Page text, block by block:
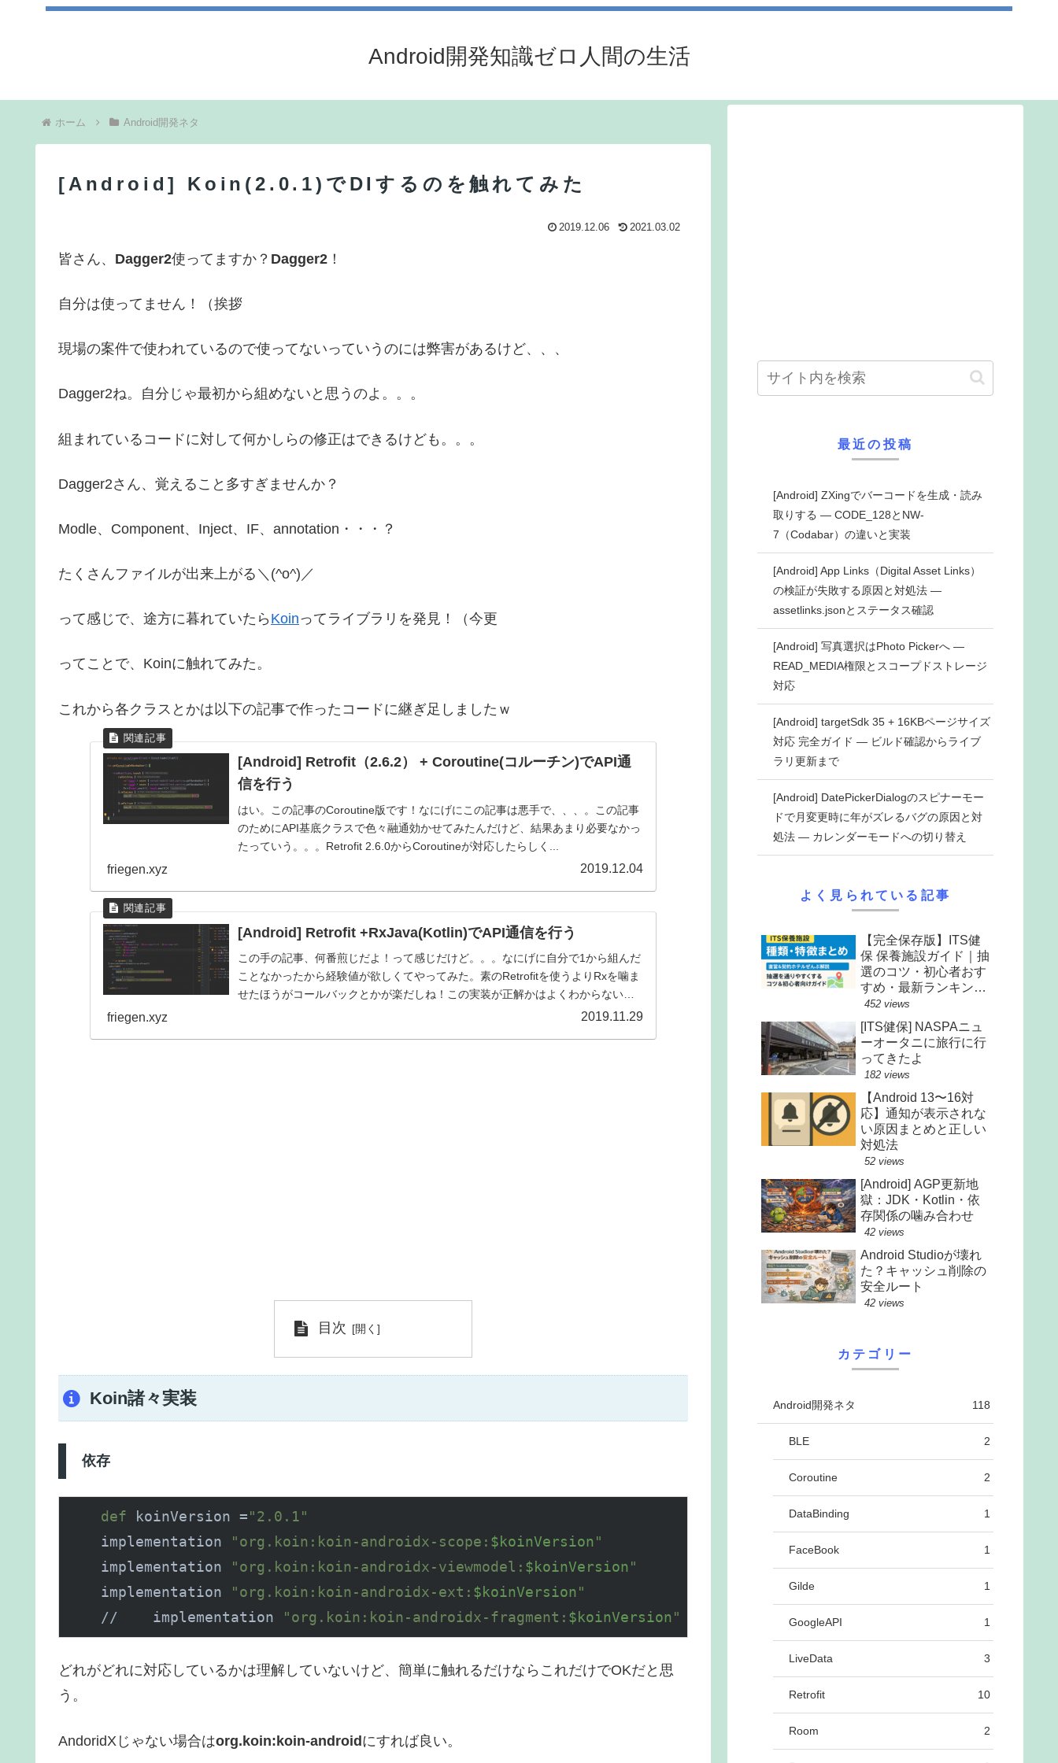
Android開発知識ゼロ人間の生活
ホーム Android開発ネタ
[Android] Koin(2.0.1)でDIするのを触れてみた
2019.12.06 2021.03.02
皆さん、 Dagger2使ってますか？ Dagger2 ！
自分は使ってません！（挨拶
現場の案件で使われているので使ってないっていうのには弊害があるけど、、、
Dagger2ね。自分じゃ最初から組めないと思うのよ。。。
組まれているコードに対して何かしらの修正はできるけども。。。
Dagger2さん、覚えること多すぎませんか？
Modle、Component、Inject、IF、annotation・・・？
たくさんファイルが出来上がる＼(^o^)／
って感じで、途方に暮れていたら Koinってライブラリを発見！（今更
ってことで、Koinに触れてみた。
これから各クラスとかは以下の記事で作ったコードに継ぎ足しましたｗ
[Android] Retrofit（2.6.2） + Coroutine(コルーチン)でAPI通
信を行う
はい。この記事のCoroutine版です！なにげにこの記事は悪手で、、、。この記事
のためにAPI基底クラスで色々融通効かせてみたんだけど、結果あまり必要なかっ
たっていう。。。Retrofit 2.6.0からCoroutineが対応したらしく...
friegen.xyz 2019.12.04
[Android] Retrofit +RxJava(Kotlin)でAPI通信を行う
この手の記事、何番煎じだよ！って感じだけど。。。なにげに自分で1から組んだ
ことなかったから経験値が欲しくてやってみた。素のRetrofitを使うよりRxを噛ま
せたほうがコールバックとかが楽だしね！この実装が正解かはよくわからない
friegen.xyz 2019.11.29
目次
Koin諸々実装
依存
def koinVersion ="2.0.1"
    implementation
"org.koin:koin-androidx-scope: $koinVersion"
    implementation
"org.koin:koin-androidx-viewmodel: $koinVersion"
    implementation
"org.koin:koin-androidx-ext: $koinVersion"
    //    implementation
"org.koin:koin-androidx-fragment: $koinVersion" ←公式にはあるって書いてあるのにMavenに存在してない
どれがどれに対応しているかは理解していないけど、簡単に触れるだけならこれだけでOKだと思
う。
AndoridXじゃない場合はorg.koin:koin-androidにすれば良い。
最近の投稿
[Android] ZXingでバーコードを生成・読み
取りする ― CODE_128とNW-
7（Codabar）の違いと実装
[Android] App Links（Digital Asset Links）
の検証が失敗する原因と対処法 ―
assetlinks.jsonとステータス確認
[Android] 写真選択はPhoto Pickerへ ―
READ_MEDIA権限とスコープドストレージ
対応
[Android] targetSdk 35 + 16KBページサイズ
対応 完全ガイド ― ビルド確認からライブ
ラリ更新まで
[Android] DatePickerDialogのスピナーモー
ドで月変更時に年がズレるバグの原因と対
処法 ― カレンダーモードへの切り替え
よく見られている記事
【完全保存版】ITS健
保 保養施設ガイド｜抽
選のコツ・初心者おす
すめ・最新ランキング
まで全解説
452 views
[ITS健保] NASPAニュ
ーオータニに旅行に行
ってきたよ
182 views
【Android 13〜16対
応】通知が表示されな
い原因まとめと正しい
対処法
52 views
[Android] AGP更新地
獄：JDK・Kotlin・依
存関係の噛み合わせ
42 views
Android Studioが壊れ
た？キャッシュ削除の
安全ルート
42 views
カテゴリー
Android開発ネタ 118
BLE 2
Coroutine 2
DataBinding 1
FaceBook 1
Gilde 1
GoogleAPI 1
LiveData 3
Retrofit 10
Room 2